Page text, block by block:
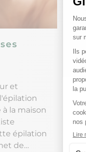
et
la maison
épilation
de